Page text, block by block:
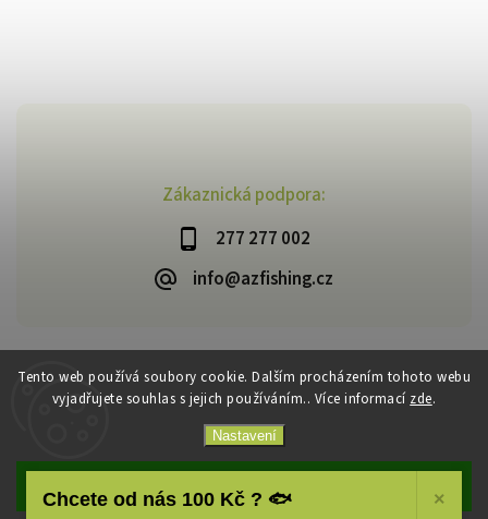
Tento web používá soubory cookie. Dalším procházením tohoto webu
vyjadřujete souhlas s jejich používáním.. Více informací zde.
Nastavení
Souhlasím
Zákaznická podpora:
277 277 002
info@azfishing.cz
Copyright 2026AzFishing.cz. Všechna práva vyhrazena.
VytvořilShoptet| Design
Chcete od nás 100 Kč ? 🐟 ×